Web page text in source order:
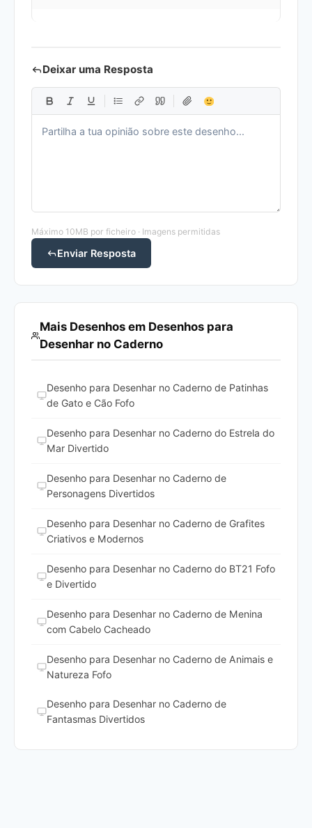
Deixar uma Resposta
Máximo 10MB por ficheiro · Imagens permitidas
Enviar Resposta
Mais Desenhos em Desenhos para
Desenhar no Caderno
Desenho para Desenhar no Caderno de Patinhas
de Gato e Cão Fofo
Desenho para Desenhar no Caderno do Estrela do
Mar Divertido
Desenho para Desenhar no Caderno de
Personagens Divertidos
Desenho para Desenhar no Caderno de Grafites
Criativos e Modernos
Desenho para Desenhar no Caderno do BT21 Fofo
e Divertido
Desenho para Desenhar no Caderno de Menina
com Cabelo Cacheado
Desenho para Desenhar no Caderno de Animais e
Natureza Fofo
Desenho para Desenhar no Caderno de
Fantasmas Divertidos